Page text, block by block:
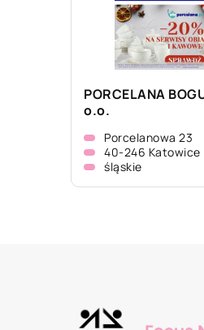
PORCELANA
o.o.
Porcelanowa 23
40-246 Katowice
śląskie